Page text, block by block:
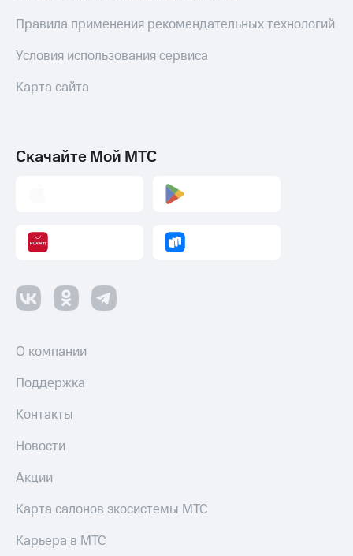
Правила применения рекомендательных технологий
Условия использования сервиса
Карта сайта
Скачайте Мой МТС
О компании
Поддержка
Контакты
Новости
Акции
Карта салонов экосистемы МТС
Карьера в МТС